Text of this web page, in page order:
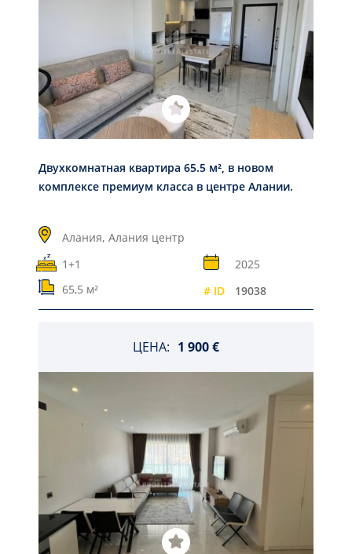
Двухкомнатная квартира 65.5 м², в новом
комплексе премиум класса в центре Алании.
Алания, Алания центр
1+1
2025
65,5 м²
# ID 19038
ЦЕНА: 1 900 €